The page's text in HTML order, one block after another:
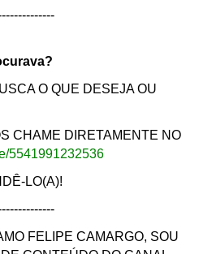
O QUE DESEJA OU
CHAME DIRETAMENTE NO
5541991232536
LO(A)!
FELIPE CAMARGO, SOU